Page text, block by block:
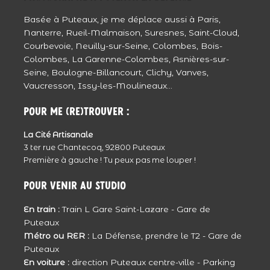
Méa
Reportage très émouvant, la démarche de
la famille était singulière certes, mais
tellement humaine, ils ont bien fait. Grâce à
ça ils pourront tjs voir les derniers sourire de
leur mère, pleins d’amour et de vie.
Julie - JulieClic
Reportage rempli d’émotion … Les larmes
coulent …
Répondre
Clarisse
tout d’abord une grande pensée pour toi,
Natacha et ta famille dans ce moment de
Basée à Puteaux, je me déplace aussi à Paris,
Nanterre, Rueil-Malmaison, Suresnes, Saint-Cloud,
Courbevoie, Neuilly-sur-Seine, Colombes, Bois-
Colombes, La Garenne-Colombes, Asnières-sur-
Seine, Boulogne-Billancourt, Clichy, Vanves,
Vaucresson, Issy-les-Moulineaux...
Pour me (re)trouver :
La Cité Artisanale
3 ter rue Chantecoq, 92800 Puteaux
Première à gauche ! Tu peux pas me louper !
Pour venir au studio
En train :Train L Gare Saint-Lazare - Gare de
Puteaux
Métro ou RER : La Défense, prendre le T2 - Gare de
Puteaux
En voiture :direction Puteaux centre-ville - Parking